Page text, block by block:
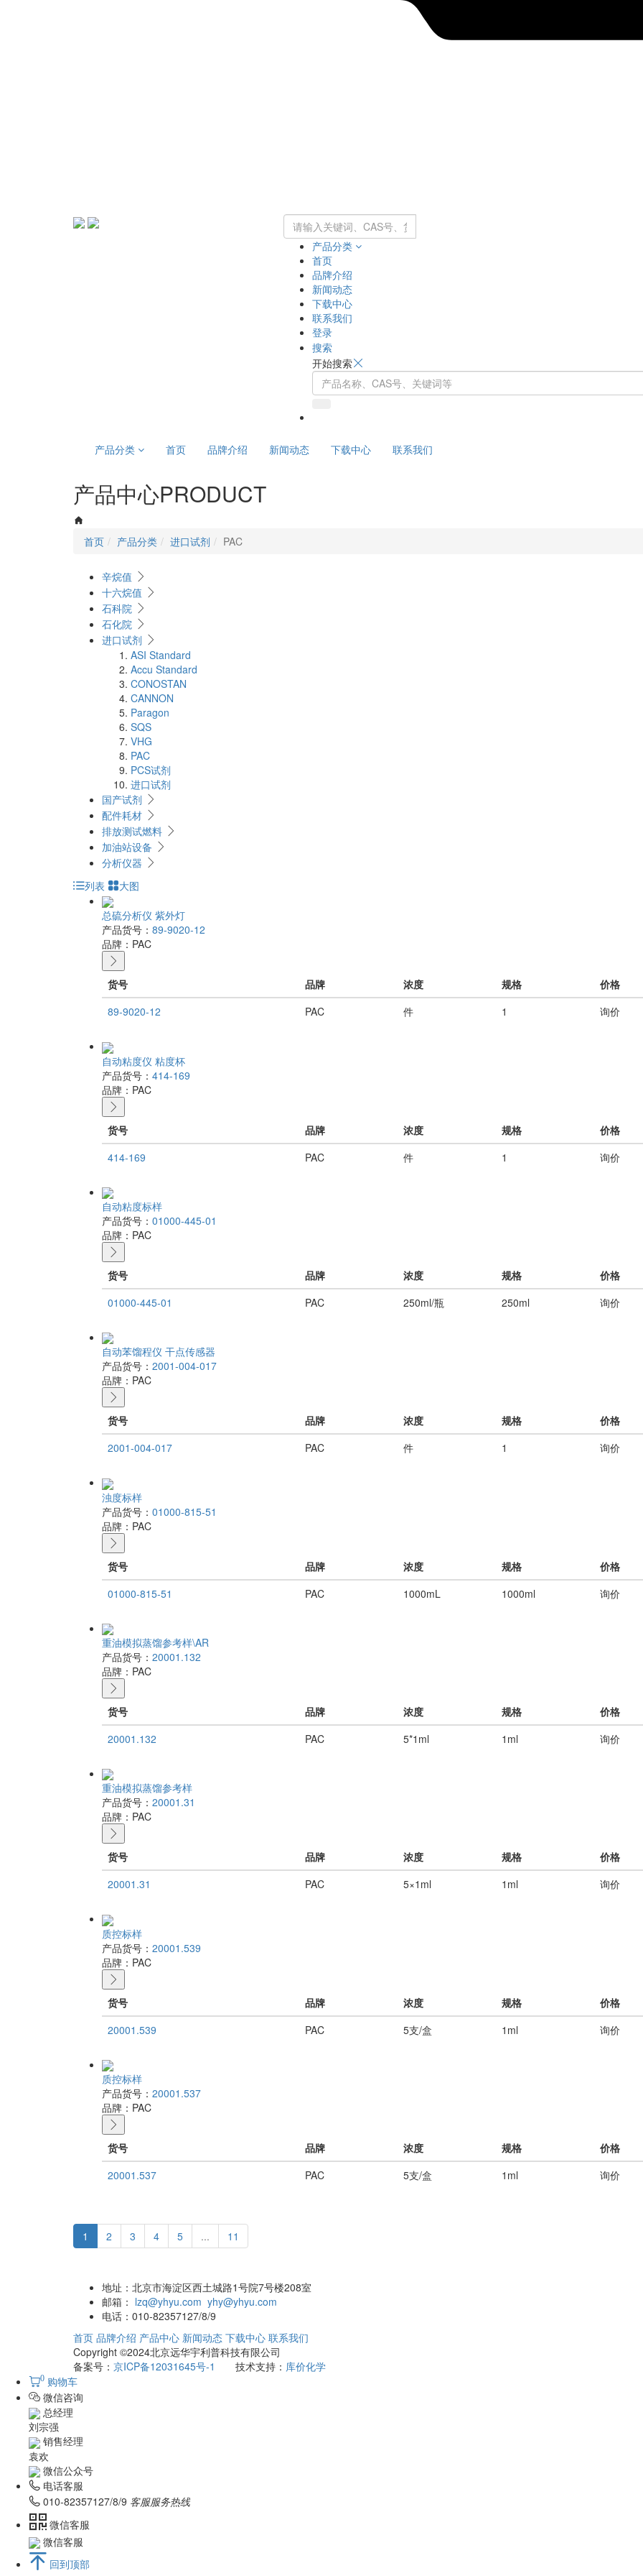
产品分类
首页
品牌介绍
新闻动态
下载中心
联系我们
登录
搜索
开始搜索
产品分类 首页 品牌介绍 新闻动态 下载中心 联系我们
产品中心PRODUCT
首页 产品分类 进口试剂 PAC
辛烷值
十六烷值
石科院
石化院
进口试剂
ASI Standard
Accu Standard
CONOSTAN
CANNON
Paragon
SQS
VHG
PAC
PCS试剂
进口试剂
国产试剂
配件耗材
排放测试燃料
加油站设备
分析仪器
列表
大图
总硫分析仪 紫外灯
产品货号： 89-9020-12
品牌： PAC
货号 品牌 浓度 规格 价格
89-9020-12
PAC 件 1 询价
自动粘度仪 粘度杯
产品货号： 414-169
品牌： PAC
货号 品牌 浓度 规格 价格
414-169
PAC 件 1 询价
自动粘度标样
产品货号： 01000-445-01
品牌： PAC
货号 品牌 浓度 规格 价格
01000-445-01
PAC 250ml/瓶 250ml 询价
自动苯馏程仪 干点传感器
产品货号： 2001-004-017
品牌： PAC
货号 品牌 浓度 规格 价格
2001-004-017
PAC 件 1 询价
浊度标样
产品货号： 01000-815-51
品牌： PAC
货号 品牌 浓度 规格 价格
01000-815-51
PAC 1000mL 1000ml 询价
重油模拟蒸馏参考样\AR
产品货号： 20001.132
品牌： PAC
货号 品牌 浓度 规格 价格
20001.132
PAC 5*1ml 1ml 询价
重油模拟蒸馏参考样
产品货号： 20001.31
品牌： PAC
货号 品牌 浓度 规格 价格
20001.31
PAC 5×1ml 1ml 询价
质控标样
产品货号： 20001.539
品牌： PAC
货号 品牌 浓度 规格 价格
20001.539
PAC 5支/盒 1ml 询价
质控标样
产品货号： 20001.537
品牌： PAC
货号 品牌 浓度 规格 价格
20001.537
PAC 5支/盒 1ml 询价
1 2 3 4 5 ... 11
地址： 北京市海淀区西土城路1号院7号楼208室
邮箱： lzq@yhyu.com yhy@yhyu.com
电话： 010-82357127/8/9
首页 品牌介绍 产品中心 新闻动态 下载中心 联系我们
Copyright ©2024北京远华宇利普科技有限公司
备案号： 京ICP备12031645号-1 技术支持： 库价化学
0 购物车
微信咨询
总经理
刘宗强
销售经理
袁欢
微信公众号
电话客服
010-82357127/8/9 客服服务热线
微信客服
微信客服
回到顶部